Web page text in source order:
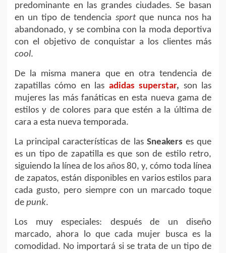
predominante en las grandes ciudades. Se basan
en un tipo de tendencia sportque nunca nos ha
abandonado, y se combina con la moda deportiva
con el objetivo de conquistar a los clientes más
cool.
De la misma manera que en otra tendencia de
zapatillas cómo en las adidas superstar, son las
mujeres las más fanáticas en esta nueva gama de
estilos y de colores para que estén a la última de
cara a esta nueva temporada.
La principal características de las Sneakers es que
es un tipo de zapatilla es que son de estilo retro,
siguiendo la línea de los años 80, y, cómo toda línea
de zapatos, están disponibles en varios estilos para
cada gusto, pero siempre con un marcado toque
de punk.
Los muy especiales: después de un diseño
marcado, ahora lo que cada mujer busca es la
comodidad. No importará si se trata de un tipo de